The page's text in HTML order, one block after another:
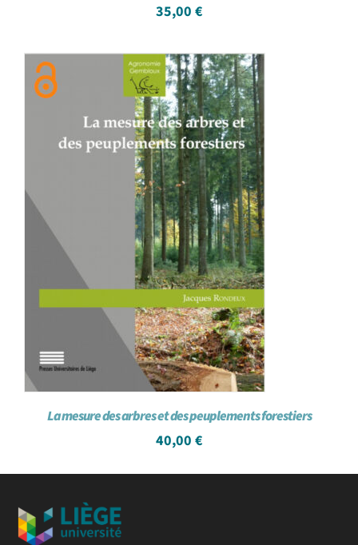
35,00 €
La mesure des arbres et des peuplements forestiers
40,00 €